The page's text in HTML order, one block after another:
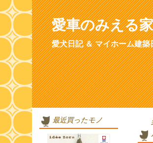
愛車のみえる家
愛犬日記 ＆ マイホーム建築
最近買ったモノ